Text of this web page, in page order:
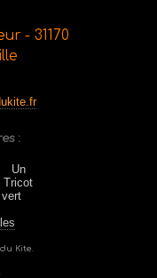
- 31170
:
Kite.